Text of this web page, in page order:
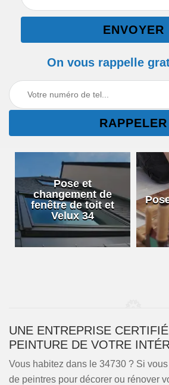
On vous rappelle
Pose et
changement de
fenêtre de toit et
Velux 34
UNE ENTREPRISE
PEINTURE DE VOTRE
Vous habitez dans le 34730 ? Si
de peintres pour décorer ou rénover